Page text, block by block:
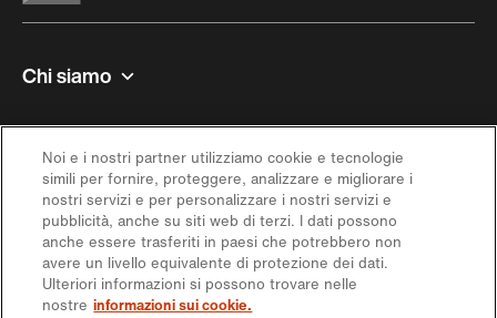
Chi siamo
Contatto e aiuto
Ispirazione
Offerta
Noi e i nostri partner utilizziamo cookie e tecnologie
simili per fornire, proteggere, analizzare e migliorare i
nostri servizi e per personalizzare i nostri servizi e
pubblicità, anche su siti web di terzi. I dati possono
anche essere trasferiti in paesi che potrebbero non
avere un livello equivalente di protezione dei dati.
Ulteriori informazioni si possono trovare nelle
nostre informazioni sui cookie.